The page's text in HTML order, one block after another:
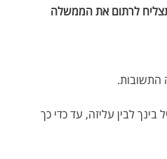
לרתום את הממשלה
בינך לבין עליזה, עד כדי כך